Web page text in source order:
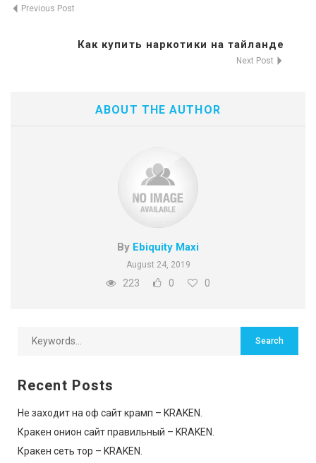
Previous Post
Как купить наркотики на тайланде
Next Post
ABOUT THE AUTHOR
By Ebiquity Maxi
August 24, 2019
223 0 0
Recent Posts
Не заходит на оф сайт крамп – KRAKEN.
Кракен онион сайт правильный – KRAKEN.
Кракен сеть тор – KRAKEN.